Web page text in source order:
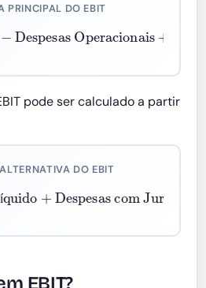
PRINCIPAL DO EBIT
−
+
Não Operacionais
pode ser calculado a partir
DO EBIT
í
+
com Impostos